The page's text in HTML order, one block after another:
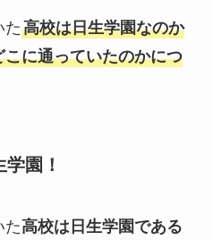
た高校は日生学園なのか
に通っていたのかにつ
園！
た高校は日生学園である